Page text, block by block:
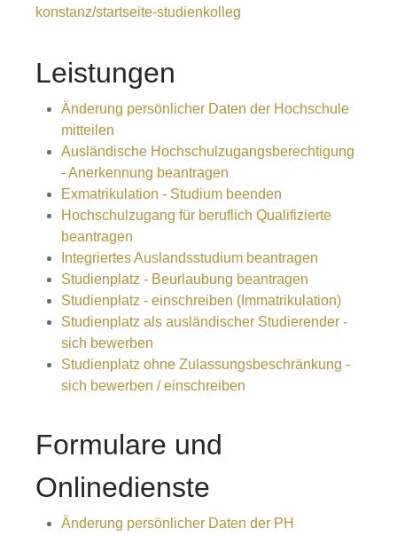
konstanz/startseite-studienkolleg
Leistungen
Änderung persönlicher Daten der Hochschule
mitteilen
Ausländische Hochschulzugangsberechtigung
- Anerkennung beantragen
Exmatrikulation - Studium beenden
Hochschulzugang für beruflich Qualifizierte
beantragen
Integriertes Auslandsstudium beantragen
Studienplatz - Beurlaubung beantragen
Studienplatz - einschreiben (Immatrikulation)
Studienplatz als ausländischer Studierender -
sich bewerben
Studienplatz ohne Zulassungsbeschränkung -
sich bewerben / einschreiben
Formulare und
Onlinedienste
Änderung persönlicher Daten der PH